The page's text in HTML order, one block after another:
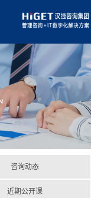
咨询动态
近期公开课